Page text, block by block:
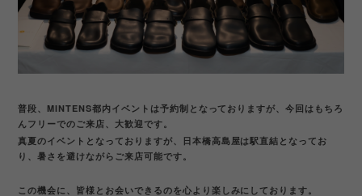
普段、MINTENS都内イベントは予約制となっておりますが、今回はもちろ
んフリーでのご来店、大歓迎です。
真夏のイベントとなっておりますが、日本橋高島屋は駅直結となってお
り、暑さを避けながらご来店可能です。
この機会に、皆様とお会いできるのを心より楽しみにしております。